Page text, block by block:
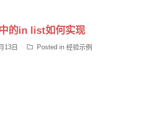
的in list如何实现
13日 Posted in 经验示例